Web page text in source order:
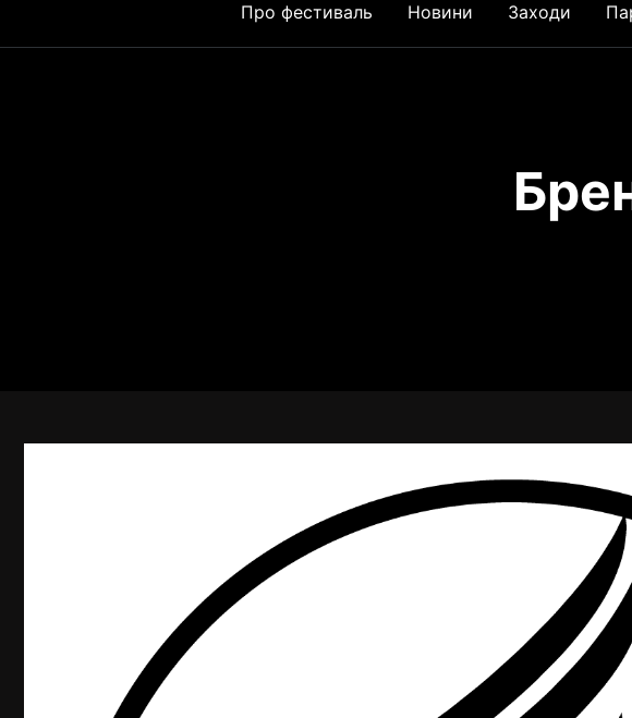
Про фестиваль Новини Заходи